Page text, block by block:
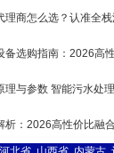
理商怎么选？认准全
备选购指南：2026高
理与参数 智能污水处
析：2026高性价比融